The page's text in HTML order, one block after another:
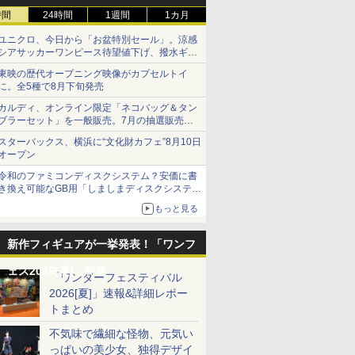
24時間 1週間 1カ月
ニクロ、今日から「お盆特別セール」。涼感
アサッカーワンピース待望値下げ、撥水ギア
ョーツは1990円に
映の歴代オープニング映像がカプセルトイ
。全5種で8月下旬発売
ルディ、オンライン限定「ネコバッグ＆タン
ラーセット」を一般販売。7月の抽選販売の
選無効分
ターバックス、横浜に“文化財カフェ”8月10日
ープン
和のファミコンディスクシステム？安価に書
換え可能なGB用「しましまディスクシステ
もっと見る
新作フィギュアが一挙発表！「ワンフ
ェス2026[夏]」特集「ワンダーフェスティバル
2026[夏]」速報&詳細レポー
トまとめ
不気味で繊細な怪物、元気い
っぱいの美少女、独得デザイ